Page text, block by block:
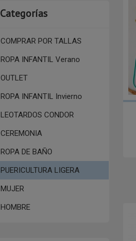
Categorías
COMPRAR POR TALLAS
ROPA INFANTIL Verano
OUTLET
ROPA INFANTIL Invierno
LEOTARDOS CONDOR
CEREMONIA
ROPA DE BAÑO
PUERICULTURA LIGERA
MUJER
HOMBRE